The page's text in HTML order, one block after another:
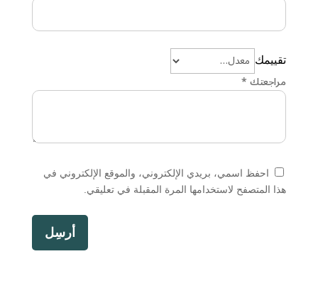
تقييمك
مراجعتك*
احفظ اسمي، بريدي الإلكتروني، والموقع الإلكتروني في
هذا المتصفح لاستخدامها المرة المقبلة في تعليقي.
أرسِل